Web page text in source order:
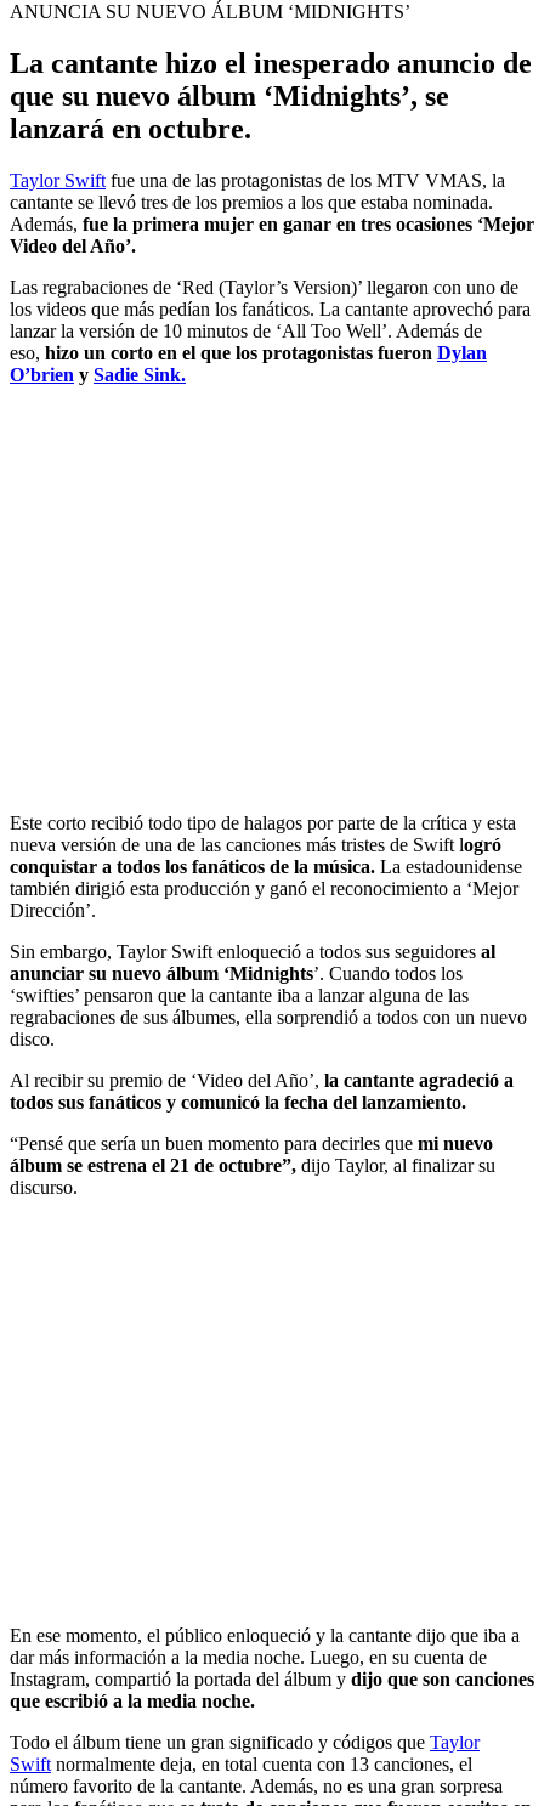
La cantante hizo el inesperado anuncio de
que su nuevo álbum ‘Midnights’, se
lanzará en octubre.
Taylor Swift fue una de las protagonistas de los MTV VMAS, la
cantante se llevó tres de los premios a los que estaba nominada.
Además, fue la primera mujer en ganar en tres ocasiones ‘Mejor
Video del Año’.
Las regrabaciones de ‘Red (Taylor’s Version)’ llegaron con uno de
los videos que más pedían los fanáticos. La cantante aprovechó para
lanzar la versión de 10 minutos de ‘All Too Well’. Además de
eso, hizo un corto en el que los protagonistas fueron Dylan
O’brien y Sadie Sink.
Este corto recibió todo tipo de halagos por parte de la crítica y esta
nueva versión de una de las canciones más tristes de Swift logró
conquistar a todos los fanáticos de la música. La estadounidense
también dirigió esta producción y ganó el reconocimiento a ‘Mejor
Dirección’.
Sin embargo, Taylor Swift enloqueció a todos sus seguidores al
anunciar su nuevo álbum ‘Midnights’. Cuando todos los
‘swifties’ pensaron que la cantante iba a lanzar alguna de las
regrabaciones de sus álbumes, ella sorprendió a todos con un nuevo
disco.
Al recibir su premio de ‘Video del Año’, la cantante agradeció a
todos sus fanáticos y comunicó la fecha del lanzamiento.
“Pensé que sería un buen momento para decirles que mi nuevo
álbum se estrena el 21 de octubre”, dijo Taylor, al finalizar su
discurso.
En ese momento, el público enloqueció y la cantante dijo que iba a
dar más información a la media noche. Luego, en su cuenta de
Instagram, compartió la portada del álbum y dijo que son canciones
que escribió a la media noche.
Todo el álbum tiene un gran significado y códigos que Taylor
Swift normalmente deja, en total cuenta con 13 canciones, el
número favorito de la cantante. Además, no es una gran sorpresa